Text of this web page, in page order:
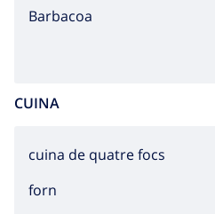
barbacoa
CUINA
cuina de quatre focs
forn